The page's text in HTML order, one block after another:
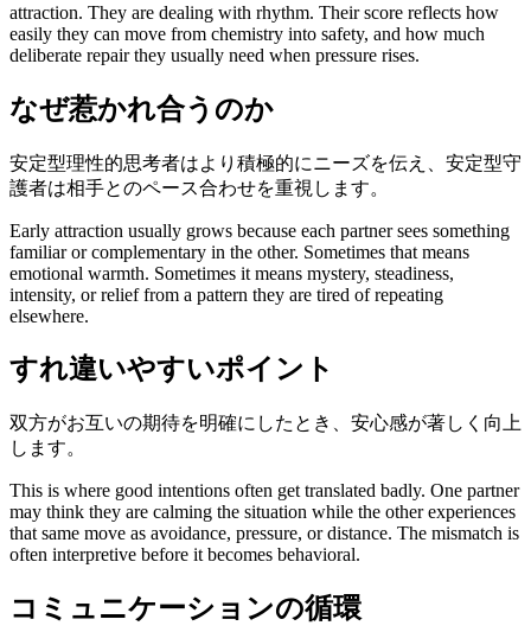
attraction. They are dealing with rhythm. Their score reflects how
easily they can move from chemistry into safety, and how much
deliberate repair they usually need when pressure rises.
なぜ惹かれ合うのか
安定型理性的思考者はより積極的にニーズを伝え、安定型守
護者は相手とのペース合わせを重視します。
Early attraction usually grows because each partner sees something
familiar or complementary in the other. Sometimes that means
emotional warmth. Sometimes it means mystery, steadiness,
intensity, or relief from a pattern they are tired of repeating
elsewhere.
すれ違いやすいポイント
双方がお互いの期待を明確にしたとき、安心感が著しく向上
します。
This is where good intentions often get translated badly. One partner
may think they are calming the situation while the other experiences
that same move as avoidance, pressure, or distance. The mismatch is
often interpretive before it becomes behavioral.
コミュニケーションの循環